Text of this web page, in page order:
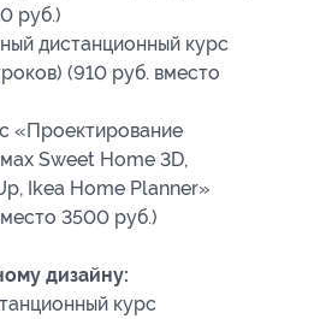
руб.)
дистанционный курс
(910 руб. вместо
«Проектирование
Sweet Home 3D,
Ikea Home Planner»
3500 руб.)
дизайну:
курс